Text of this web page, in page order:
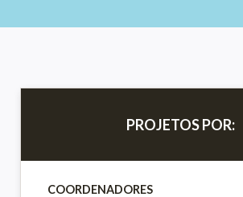
PROJETOS POR:
COORDENADORES